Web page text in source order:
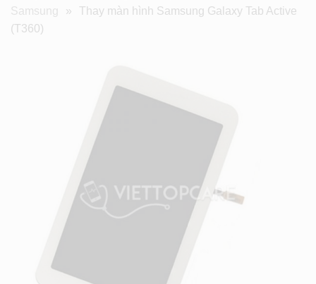
Samsung
»
Thay màn hình Samsung Galaxy Tab Active
(T360)